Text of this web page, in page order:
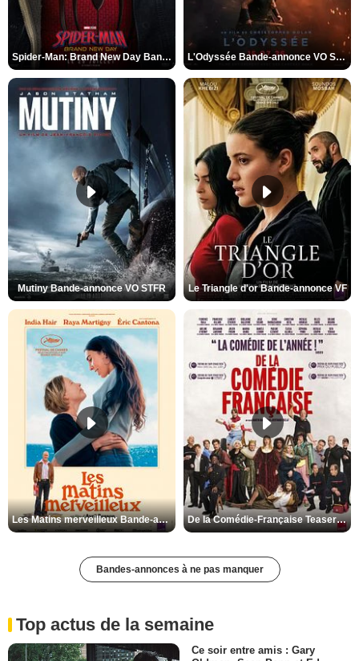
Spider-Man: Brand New Day Bande-annonce VO STFR L'Odyssée Bande-annonce VO STFR
Mutiny Bande-annonce VO STFR Le Triangle d'or Bande-annonce VF
Les Matins merveilleux Bande-annonce VF De la Comédie-Française Teaser VF
Bandes-annonces à ne pas manquer
Top actus de la semaine
Ce soir entre amis : Gary